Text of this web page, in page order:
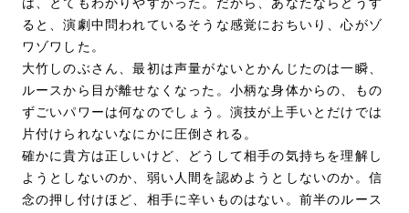
ると、演劇中問われているそうな感覚におちいり、心がゾ
ワゾワした。
大竹しのぶさん、最初は声量がないとかんじたのは一瞬、
ルースから目が離せなくなった。小柄な身体からの、もの
ずごいパワーは何なのでしょう。演技が上手いとだけでは
片付けられないなにかに圧倒される。
確かに貴方は正しいけど、どうして相手の気持ちを理解し
ようとしないのか、弱い人間を認めようとしないのか。信
念の押し付けほど、相手に辛いものはない。前半のルース